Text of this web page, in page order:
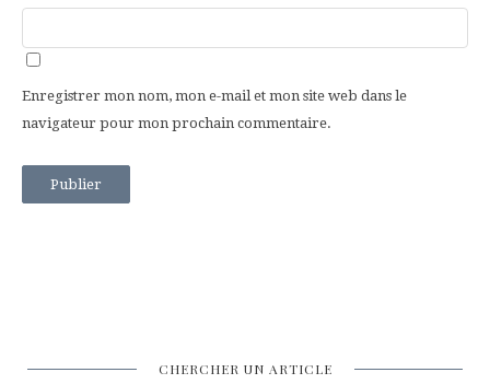
Enregistrer mon nom, mon e-mail et mon site web dans le
navigateur pour mon prochain commentaire.
CHERCHER UN ARTICLE